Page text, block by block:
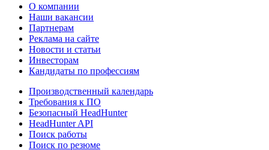
О компании
Наши вакансии
Партнерам
Реклама на сайте
Новости и статьи
Инвесторам
Кандидаты по профессиям
Производственный календарь
Требования к ПО
Безопасный HeadHunter
HeadHunter API
Поиск работы
Поиск по резюме